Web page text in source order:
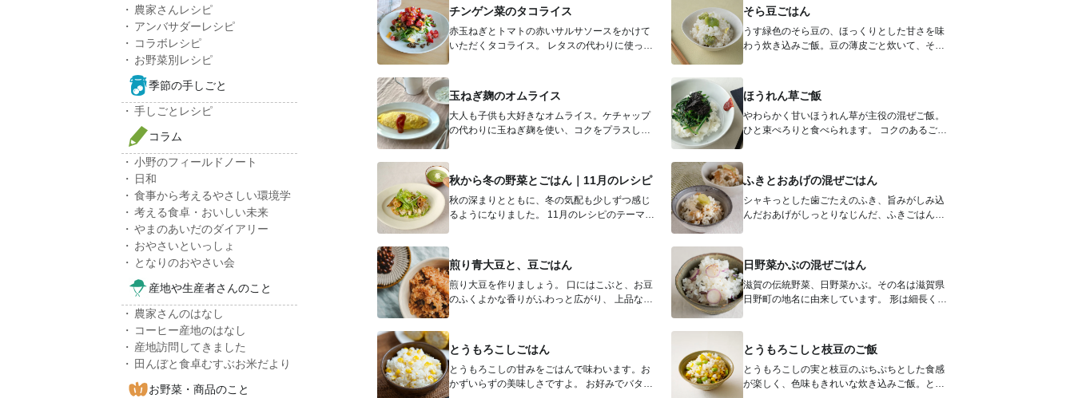
チンゲン菜のタコライス
赤玉ねぎとトマトの赤いサルサソースをかけて
いただくタコライス。 レタスの代わりに使った
そら豆ごはん
うす緑色のそら豆の、ほっくりとした甘さを味
わう炊き込みご飯。豆の薄皮ごと炊いて、その
玉ねぎ麹のオムライス
大人も子供も大好きなオムライス。ケチャップ
の代わりに玉ねぎ麹を使い、コクをプラスしま
ほうれん草ご飯
やわらかく甘いほうれん草が主役の混ぜご飯。
ひと束ぺろりと食べられます。 コクのあるごま
秋から冬の野菜とごはん｜11月のレシピ
秋の深まりとともに、冬の気配も少しずつ感じ
るようになりました。 11月のレシピのテーマは
ふきとおあげの混ぜごはん
シャキっとした歯ごたえのふき、旨みがしみ込
んだおあげがしっとりなじんだ、ふきごはん。
煎り青大豆と、豆ごはん
煎り大豆を作りましょう。 口にはこぶと、お豆
のふくよかな香りがふわっと広がり、 上品な甘
日野菜かぶの混ぜごはん
滋賀の伝統野菜、日野菜かぶ。その名は滋賀県
日野町の地名に由来しています。 形は細長く、
とうもろこしごはん
とうもろこしの甘みをごはんで味わいます。お
かずいらずの美味しさですよ。 お好みでバター
とうもろこしと枝豆のご飯
とうもろこしの実と枝豆のぷちぷちとした食感
が楽しく、色味もきれいな炊き込みご飯。とう
農家さんレシピ
アンバサダーレシピ
コラボレシピ
お野菜別レシピ
季節の手しごと
手しごとレシピ
コラム
小野のフィールドノート
日和
食事から考えるやさしい環境学
考える食卓・おいしい未来
やまのあいだのダイアリー
おやさいといっしょ
となりのおやさい会
産地や生産者さんのこと
農家さんのはなし
コーヒー産地のはなし
産地訪問してきました
田んぼと食卓むすぶお米だより
お野菜・商品のこと